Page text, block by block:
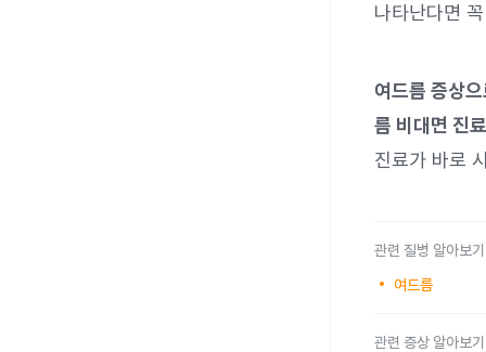
나타난다면
여드름 증상
름 비대면 진
진료가 바로
관련 질병 알아보기
여드름
관련 증상 알아보기